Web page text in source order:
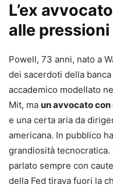
L’ex
alle
Powell, 73 anni, nato a
dei sacerdoti della
accademico modellato
Mit, ma un avvocato
e una certa aria da
americana. In pubblico
grandiosità tecnocratica.
parlato sempre con
della Fed tirava fuori la